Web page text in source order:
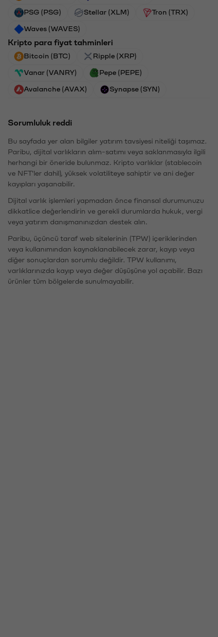
PSG (PSG) Stellar (XLM) Tron (TRX)
Waves (WAVES)
Kripto para fiyat tahminleri
Bitcoin (BTC) Ripple (XRP)
Vanar (VANRY) Pepe (PEPE)
Avalanche (AVAX) Synapse (SYN)
Sorumluluk reddi
Bu sayfada yer alan bilgiler yatırım tavsiyesi niteliği taşımaz.
Paribu, dijital varlıkların alım-satımı veya saklanmasıyla ilgili
herhangi bir öneride bulunmaz. Kripto varlıklar (stablecoin
ve NFT'ler dahil), yüksek volatiliteye sahiptir ve ani değer
kayıpları yaşanabilir.
Dijital varlık işlemleri yapmadan önce finansal durumunuzu
dikkatlice değerlendirin ve gerekli durumlarda hukuk, vergi
veya yatırım danışmanınızdan destek alın.
Paribu, üçüncü taraf web sitelerinin (TPW) içeriklerinden
veya kullanımından kaynaklanabilecek zarar, kayıp veya
diğer sonuçlardan sorumlu değildir. TPW kullanımı,
varlıklarınızda kayıp veya değer düşüşüne yol açabilir. Bazı
ürünler tüm bölgelerde sunulmayabilir.